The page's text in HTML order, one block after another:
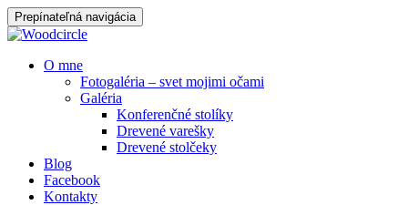
Prepínateľná navigácia
Prejsť
O mne
Fotogaléria – svet mojimi očami
Galéria
Konferenčné stolíky
Drevené varešky
Drevené stolčeky
Blog
Facebook
Kontakty